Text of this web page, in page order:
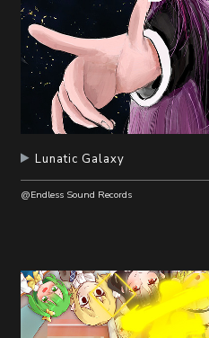
Lunatic Galaxy
@Endless Sound Records